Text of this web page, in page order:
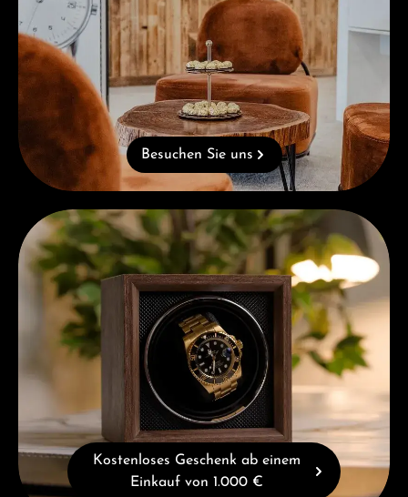
Besuchen Sie uns
Kostenloses Geschenk ab einem Einkauf von 1.000 €
Kostenloses Geschenk ab einem
Einkauf von 1.000 €